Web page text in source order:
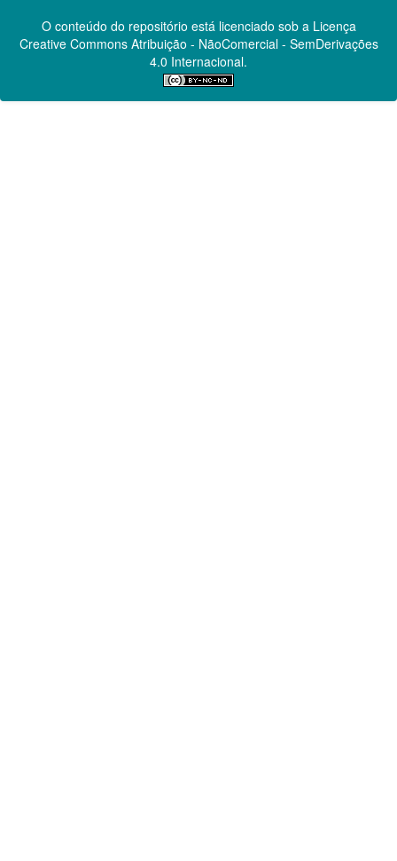
O conteúdo do repositório está licenciado sob a Licença
Creative CommonsAtribuição - NãoComercial - SemDerivações
4.0 Internacional.